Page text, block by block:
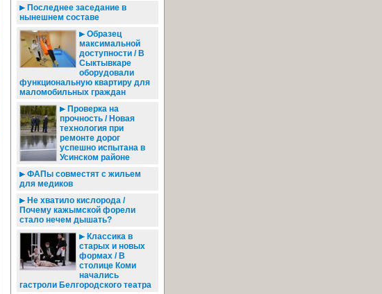
Последнее заседание в
нынешнем составе
Образец
максимальной
доступности / В
Сыктывкаре
оборудовали
функциональную квартиру для
маломобильных граждан
Проверка на
прочность / Новая
технология при
ремонте дорог
успешно испытана в
Усинском районе
ФАПы совместят с жильем
для медиков
Не хватило кислорода /
Почему кажымской форели
стало нечем дышать?
Классика в
старых и новых
формах / В
столице Коми
начались
гастроли Белгородского театра